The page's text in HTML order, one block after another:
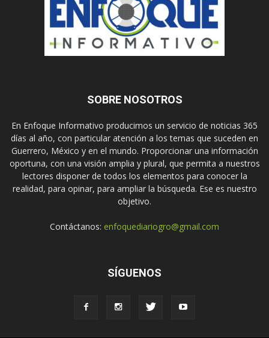
SOBRE NOSOTROS
En Enfoque Informativo producimos un servicio de noticias 365
días al año, con particular atención a los temas que suceden en
Guerrero, México y en el mundo. Proporcionar una información
oportuna, con una visión amplia y plural, que permita a nuestros
lectores disponer de todos los elementos para conocer la
realidad, para opinar, para ampliar la búsqueda. Ese es nuestro
objetivo.
Contáctanos: enfoquediariogro@gmail.com
SÍGUENOS